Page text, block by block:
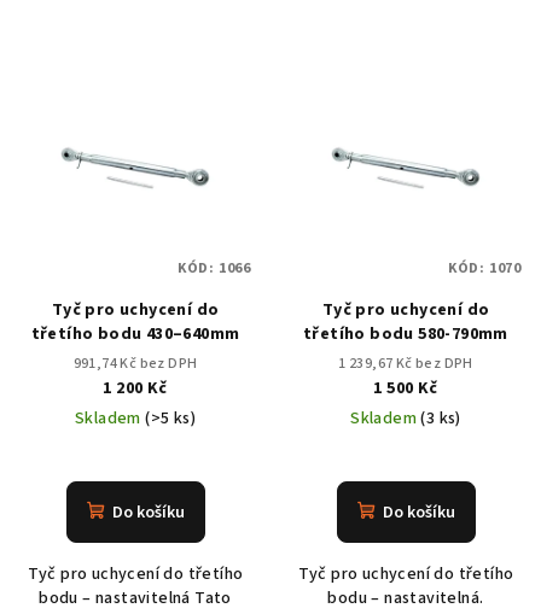
Tyč pro uchycení do
třetího bodu 430–640mm
991,74 Kč bez DPH
1 200 Kč
Skladem(>5 ks)
Do košíku
Tyč pro uchycení do třetího
bodu – nastavitelná Tato
KÓD: 1066
Tyč pro uchycení do
třetího bodu 580-790mm
1 239,67 Kč bez DPH
1 500 Kč
Skladem(3 ks)
Do košíku
Tyč pro uchycení do třetího
bodu – nastavitelná.
KÓD: 1070